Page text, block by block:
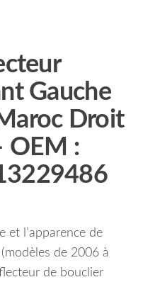
Gauche
Droit
OEM :
et l’apparence de
de 2006 à
de bouclier